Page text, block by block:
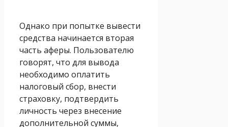
Однако при попытке вывести
средства начинается вторая
часть аферы. Пользователю
говорят, что для вывода
необходимо оплатить
налоговый сбор, внести
страховку, подтвердить
личность через внесение
дополнительной суммы,